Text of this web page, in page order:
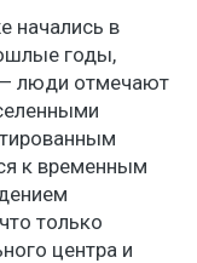
начались в
годы,
люди отмечают
к временным
только
центра и